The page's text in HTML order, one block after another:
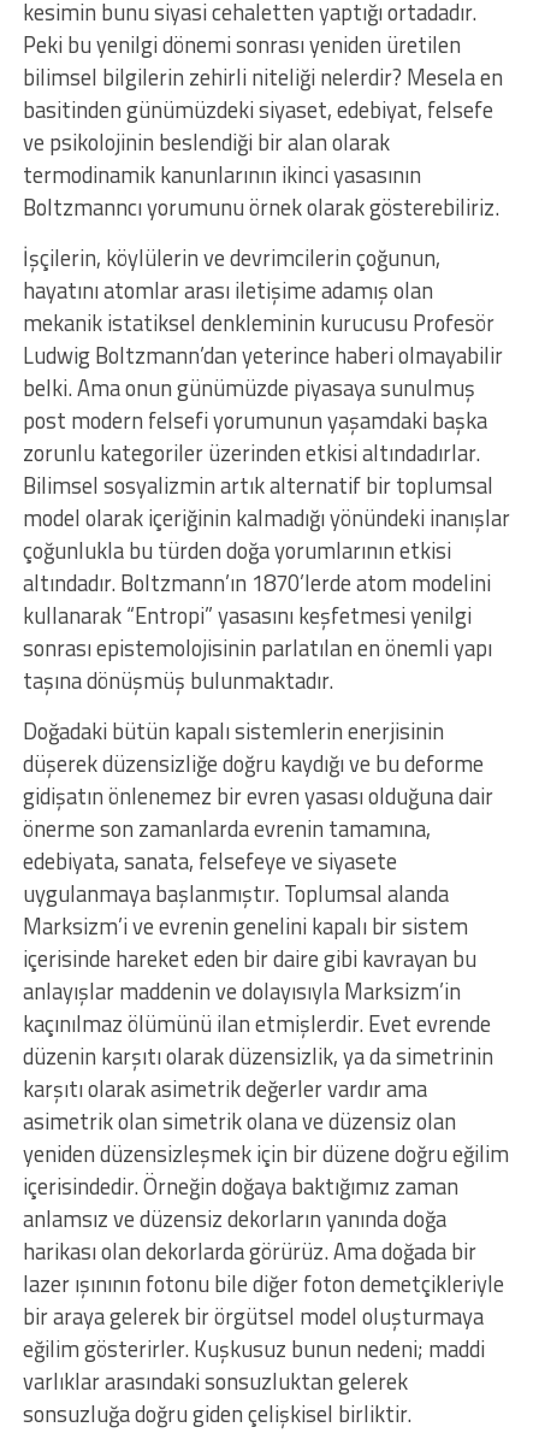
kesimin bunu siyasi cehaletten yaptığı ortadadır.
Peki bu yenilgi dönemi sonrası yeniden üretilen
bilimsel bilgilerin zehirli niteliği nelerdir? Mesela en
basitinden günümüzdeki siyaset, edebiyat, felsefe
ve psikolojinin beslendiği bir alan olarak
termodinamik kanunlarının ikinci yasasının
Boltzmanncı yorumunu örnek olarak gösterebiliriz.
İşçilerin, köylülerin ve devrimcilerin çoğunun,
hayatını atomlar arası iletişime adamış olan
mekanik istatiksel denkleminin kurucusu Profesör
Ludwig Boltzmann’dan yeterince haberi olmayabilir
belki. Ama onun günümüzde piyasaya sunulmuş
post modern felsefi yorumunun yaşamdaki başka
zorunlu kategoriler üzerinden etkisi altındadırlar.
Bilimsel sosyalizmin artık alternatif bir toplumsal
model olarak içeriğinin kalmadığı yönündeki inanışlar
çoğunlukla bu türden doğa yorumlarının etkisi
altındadır. Boltzmann’ın 1870’lerde atom modelini
kullanarak “Entropi” yasasını keşfetmesi yenilgi
sonrası epistemolojisinin parlatılan en önemli yapı
taşına dönüşmüş bulunmaktadır.
Doğadaki bütün kapalı sistemlerin enerjisinin
düşerek düzensizliğe doğru kaydığı ve bu deforme
gidişatın önlenemez bir evren yasası olduğuna dair
önerme son zamanlarda evrenin tamamına,
edebiyata, sanata, felsefeye ve siyasete
uygulanmaya başlanmıştır. Toplumsal alanda
Marksizm’i ve evrenin genelini kapalı bir sistem
içerisinde hareket eden bir daire gibi kavrayan bu
anlayışlar maddenin ve dolayısıyla Marksizm’in
kaçınılmaz ölümünü ilan etmişlerdir. Evet evrende
düzenin karşıtı olarak düzensizlik, ya da simetrinin
karşıtı olarak asimetrik değerler vardır ama
asimetrik olan simetrik olana ve düzensiz olan
yeniden düzensizleşmek için bir düzene doğru eğilim
içerisindedir. Örneğin doğaya baktığımız zaman
anlamsız ve düzensiz dekorların yanında doğa
harikası olan dekorlarda görürüz. Ama doğada bir
lazer ışınının fotonu bile diğer foton demetçikleriyle
bir araya gelerek bir örgütsel model oluşturmaya
eğilim gösterirler. Kuşkusuz bunun nedeni; maddi
varlıklar arasındaki sonsuzluktan gelerek
sonsuzluğa doğru giden çelişkisel birliktir.